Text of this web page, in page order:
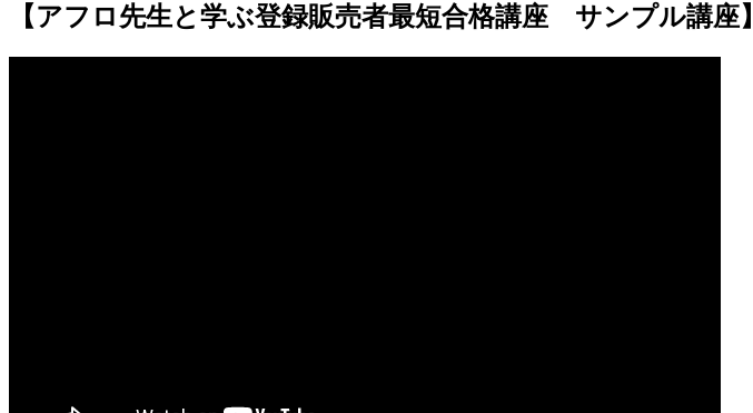
【アフロ先生と学ぶ登録販売者最短合格講座 サンプル講座】